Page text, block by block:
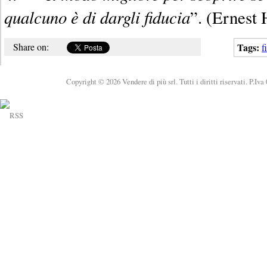
qualcuno è di dargli fiducia”. (Ernest
Tags:
Share on:
Copyright © 2026 Vendere di più srl. Tutti i diritti riservati. P.Iva